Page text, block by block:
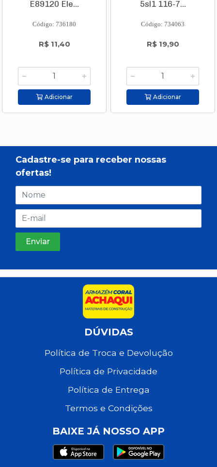
E89120 Ele...
Código: 736180
R$ 11,40
Adicionar
5sl1 116-7...
Código: 734063
R$ 19,90
Adicionar
Cadastre-se para receber nossas
ofertas!
DÚVIDAS
Política de Troca e Devolução
Política de Privacidade
Política de Entrega
Termos e Condições
BAIXE JÁ NOSSO APP